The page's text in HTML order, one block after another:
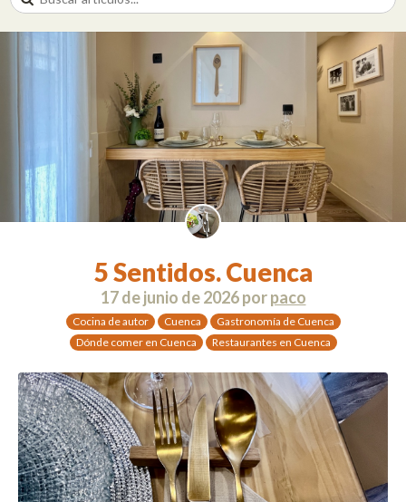
5 Sentidos. Cuenca
17 de junio de 2026porpaco
Cocina de autor Cuenca
Gastronomía de Cuenca
Dónde comer en Cuenca
Restaurantes en Cuenca